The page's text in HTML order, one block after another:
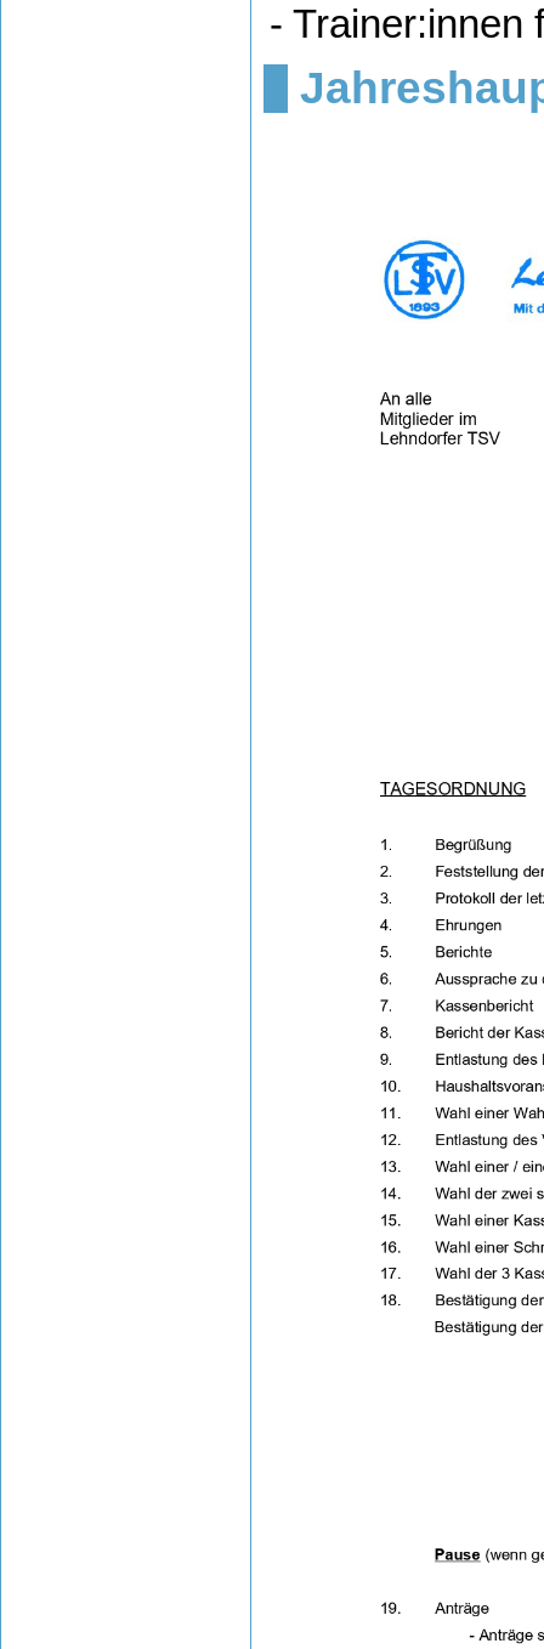
- Trainer:innen